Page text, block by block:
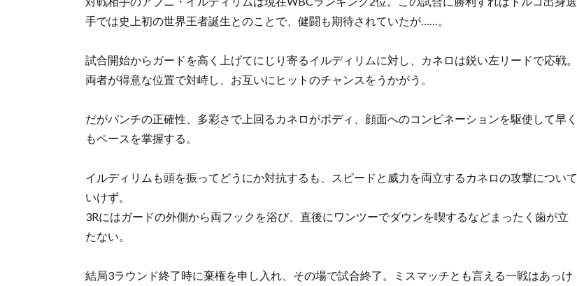
手では史上初の世界王者誕生とのことで、健闘も期待されていたが……。
試合開始からガードを高く上げてにじり寄るイルディリムに対し、カネロは鋭い左リードで応戦。
両者が得意な位置で対峙し、お互いにヒットのチャンスをうかがう。
だがパンチの正確性、多彩さで上回るカネロがボディ、顔面へのコンビネーションを駆使して早く
もペースを掌握する。
イルディリムも頭を振ってどうにか対抗するも、スピードと威力を両立するカネロの攻撃について
いけず。
3Rにはガードの外側から両フックを浴び、直後にワンツーでダウンを喫するなどまったく歯が立
たない。
結局3ラウンド終了時に棄権を申し入れ、その場で試合終了。ミスマッチとも言える一戦はあっけ